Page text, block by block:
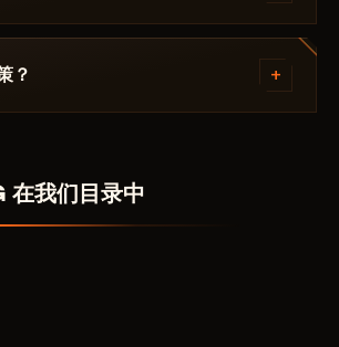
名支付系统付款。付款确认后自动获
常在几分钟内。
？ +
我们目录中